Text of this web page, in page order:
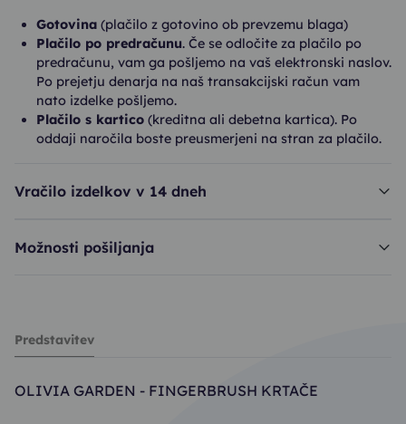
Gotovina (plačilo z gotovino ob prevzemu blaga)
Plačilo po predračunu. Če se odločite za plačilo po
predračunu, vam ga pošljemo na vaš elektronski naslov.
Po prejetju denarja na naš transakcijski račun vam
nato izdelke pošljemo.
Plačilo s kartico (kreditna ali debetna kartica). Po
oddaji naročila boste preusmerjeni na stran za plačilo.
Vračilo izdelkov v 14 dneh
Možnosti pošiljanja
krtača OG FingerBrush - Mint
17,01€
18,90€
Predstavitev
OLIVIA GARDEN - FINGERBRUSH KRTAČE